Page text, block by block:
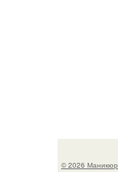
© 2026 Маникюр